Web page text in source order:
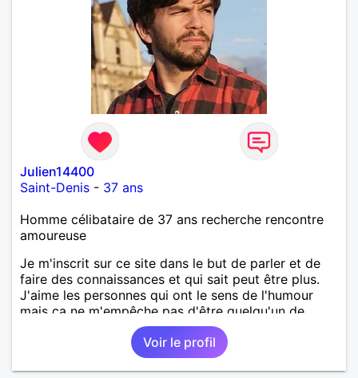
Julien14400
Saint-Denis - 37 ans
Homme célibataire de 37 ans recherche rencontre
amoureuse
Je m'inscrit sur ce site dans le but de parler et de
faire des connaissances et qui sait peut être plus.
J'aime les personnes qui ont le sens de l'humour
mais ça ne m'empêche pas d'être quelqu'un de
sérieux. Venez parler avec moi pour découvrir qui
suis-je, ce sera avec plaisir que je vous recevrais.
Voir le profil